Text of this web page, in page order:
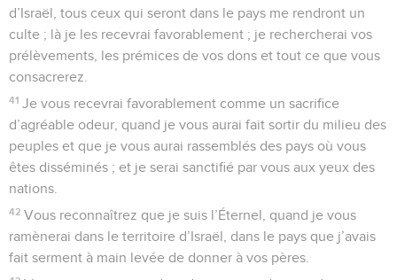
d’Israël, tous ceux qui seront dans le pays me rendront un
culte ; là je les recevrai favorablement ; je rechercherai vos
prélèvements, les prémices de vos dons et tout ce que vous
consacrerez.
41 Je vous recevrai favorablement comme un sacrifice
d’agréable odeur, quand je vous aurai fait sortir du milieu des
peuples et que je vous aurai rassemblés des pays où vous
êtes disséminés ; et je serai sanctifié par vous aux yeux des
nations.
42 Vous reconnaîtrez que je suis l’Éternel, quand je vous
ramènerai dans le territoire d’Israël, dans le pays que j’avais
fait serment à main levée de donner à vos pères.